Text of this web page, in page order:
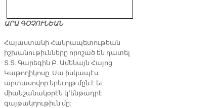
ԱՐԱ ԳՕՉՈՒՆԵԱՆ
​Հայաստանի Հանրապետութեան
իշխանութիւնները որոշած են դատել
Տ.Տ. Գարեգին Բ. Ամենայն Հայոց
Կաթողիկոսը: Սա իսկապէս
արտասովոր երեւոյթ մըն է եւ
միանշանակօրէն կ՚ենթադրէ
գայթակղութիւն մը: